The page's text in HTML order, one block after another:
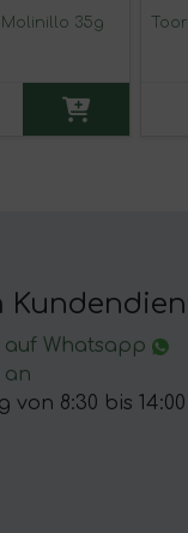
Molinillo 35g
auf Whatsapp
an
von 8:30 bis